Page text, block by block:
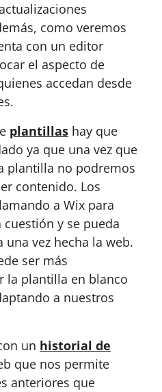
como veremos
con un editor
el aspecto de
accedan desde
plantillas hay que
ya que una vez que
plantilla no podremos
contenido. Los
a Wix para
y se pueda
vez hecha la web.
ser más
la plantilla en blanco
a nuestros
un historial de
que nos permite
anteriores que